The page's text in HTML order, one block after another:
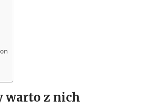
warto z nich